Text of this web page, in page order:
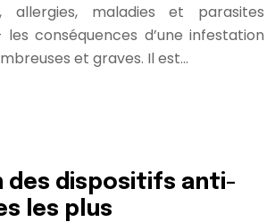
allergies, maladies et parasites
les conséquences d’une infestation
et graves. Il est…
des dispositifs anti-
les plus